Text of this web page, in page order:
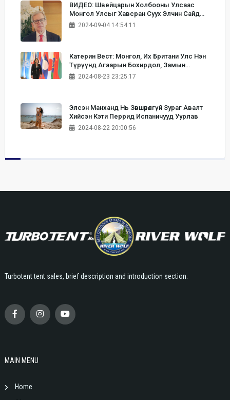
ВИДЕО: Швейцарын Холбооны Улсаас
Монгол Улсыг Хавсран Суух Элчин Сайд
Бернардино Регациони Сар Шинийн
Мэндчилгээ Дэвшүүллээ
2024-09-04 14:54:11
Катерин Вест: Монгол, Их Британи Улс Нэн
Түрүүнд Агаарын Бохирдол, Замын
Түгжрэлийг Бууруулахад Хамтран Ажиллах
Хэрэгтэй
2024-08-23 23:25:17
Элсэн Манханд Нь Зөвшөөрөлгүй Зураг Авалт
Хийсэн Кэти Перрид Испаничууд Уурлав
2024-08-22 20:00:56
Turbotent tent sales, brief description and introduction section.
MAIN MENU
Home